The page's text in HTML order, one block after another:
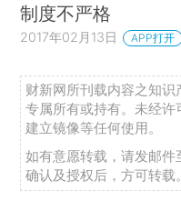
制度不严格
2017年02月13日 APP打开
财新网所刊载内容之知
专属所有或持有。未经许
建立镜像等任何使用。
如有意愿转载，请发邮件
确认及授权后，方可转载。